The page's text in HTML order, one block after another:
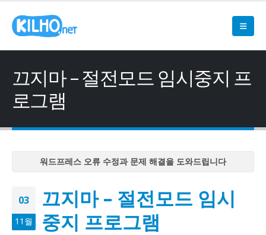
끄지마 – 절전모드 임시중지 프
로그램
워드프레스 오류 수정과 문제 해결을 도와드립니다
워드프레스 오류 수정과 문제 해결을 도와드립니다
워드프레스 오류 수정과 문제 해결을 도와드립니다
워드프레스 오류 수정과 문제 해결을 도와드립니다
03
11월
끄지마 – 절전모드 임시
중지 프로그램